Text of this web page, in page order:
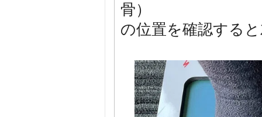
骨）
の位置を確認する